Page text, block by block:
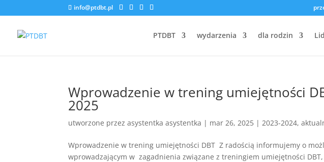
info@ptdbt.pl
PTDBT wydarzenia dla rodzin
Wprowadzenie w trening umiejętności
2025
utworzone przezasystentka asystentka | mar 26, 2025 |2023-2024,
Wprowadzenie w trening umiejętności DBT Z radością informujemy o
wprowadzającym w zagadnienia związane z treningiem umiejętności